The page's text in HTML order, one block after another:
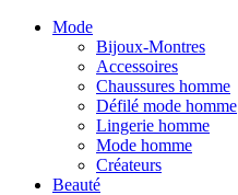
Mode
Bijoux-Montres
Accessoires
Chaussures homme
Défilé mode homme
Lingerie homme
Mode homme
Créateurs
Beauté